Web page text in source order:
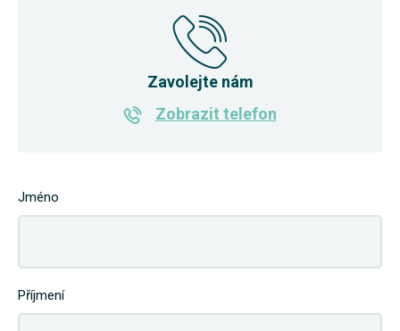
Zavolejte nám
Zobrazit telefon
Jméno
Příjmení